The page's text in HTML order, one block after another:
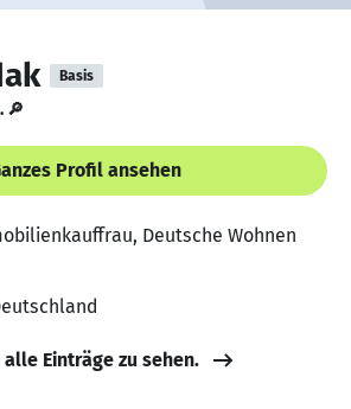
Basis
🔎
Profil ansehen
Deutsche Wohnen
alle Einträge zu sehen.